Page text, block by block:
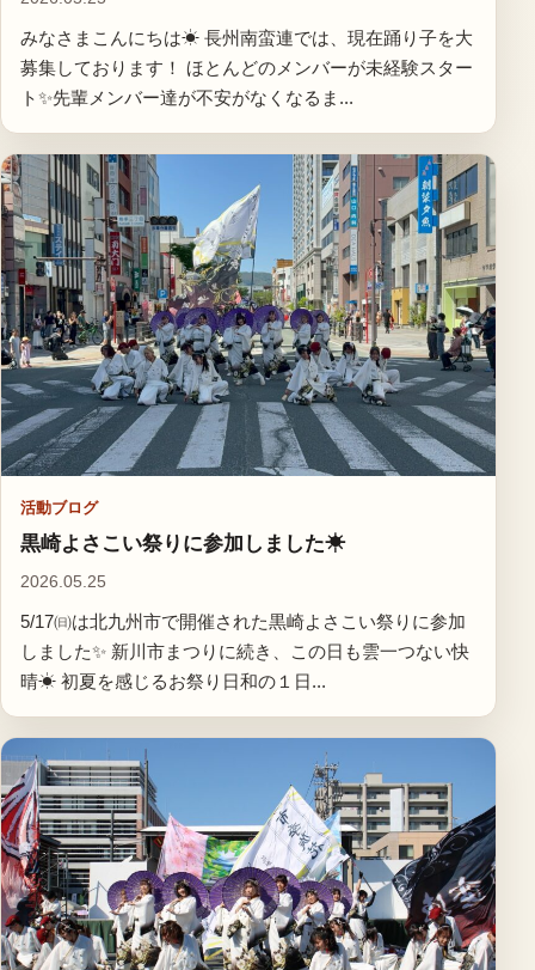
みなさまこんにちは☀ 長州南蛮連では、現在踊り子を大
募集しております！ ほとんどのメンバーが未経験スター
ト✨先輩メンバー達が不安がなくなるま...
活動ブログ
黒崎よさこい祭りに参加しました☀
2026.05.25
5/17㈰は北九州市で開催された黒崎よさこい祭りに参加
しました✨ 新川市まつりに続き、この日も雲一つない快
晴☀ 初夏を感じるお祭り日和の１日...